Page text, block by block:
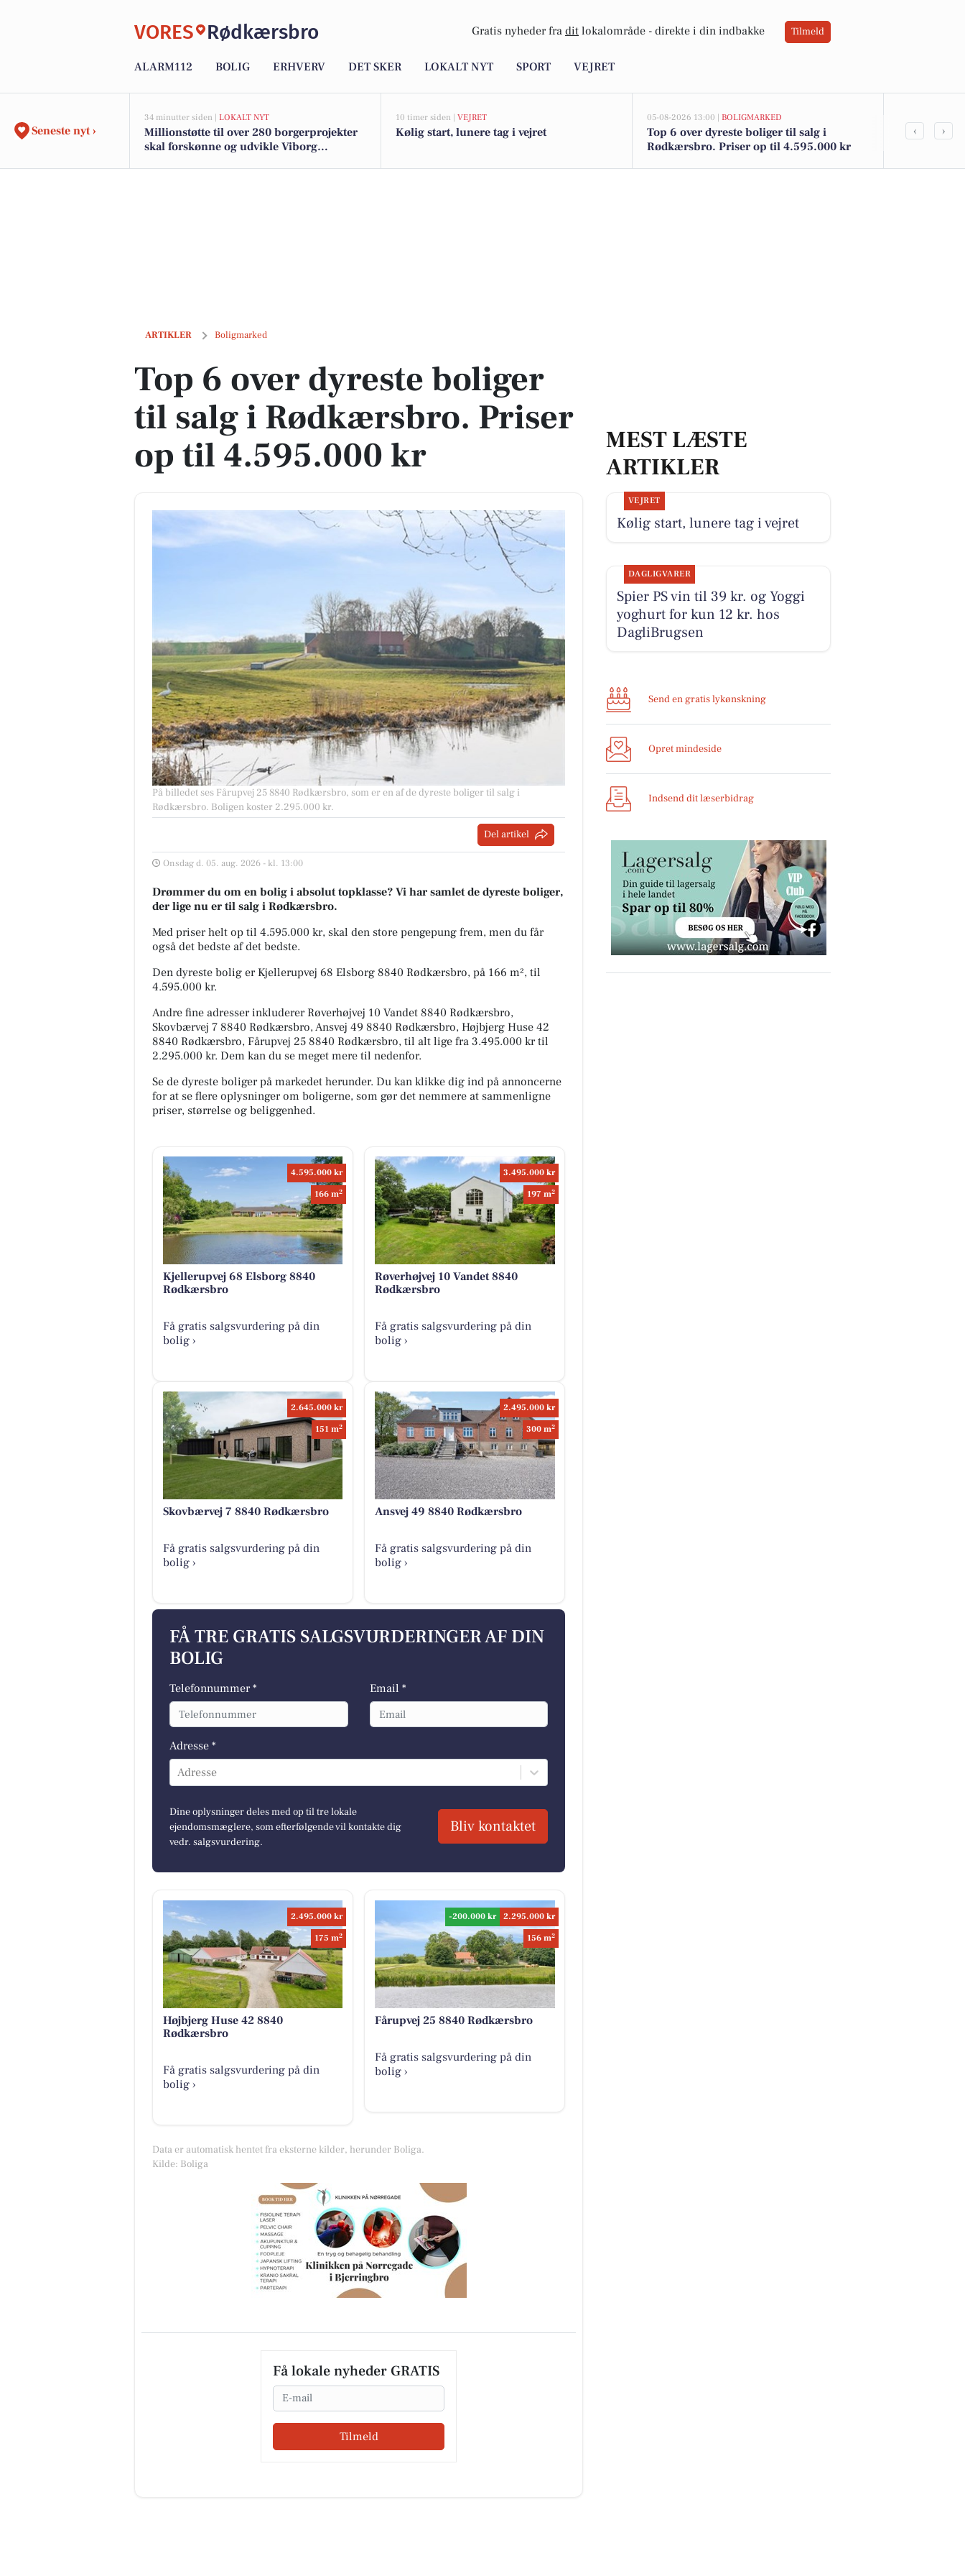
VORES Rødkærsbro Gratis nyheder fra dit lokalområde - direkte i din indbakke Tilmeld
ALARM112 BOLIG ERHVERV DET SKER LOKALT NYT SPORT VEJRET
Seneste nyt ›
34 minutter siden | LOKALT NYT
Millionstøtte til over 280 borgerprojekter
skal forskønne og udvikle Viborg
10 timer siden | VEJRET
Kølig start, lunere tag i vejret
05-08-2026 13:00 | BOLIGMARKED
Top 6 over dyreste boliger til salg i
Rødkærsbro. Priser op til 4.595.000 kr
Spier PS
‹ ›
ARTIKLER Boligmarked
Top 6 over dyreste boliger til salg i Rødkærsbro. Priser op til 4.595.000 kr
Top 6 over dyreste boliger
til salg i Rødkærsbro. Priser
op til 4.595.000 kr
På billedet ses Fårupvej 25 8840 Rødkærsbro, som er en af de dyreste boliger til salg i
Rødkærsbro. Boligen koster 2.295.000 kr.
Del artikel
Onsdag d. 05. aug. 2026 - kl. 13:00
Drømmer du om en bolig i absolut topklasse? Vi har samlet de dyreste boliger,
der lige nu er til salg i Rødkærsbro.
Med priser helt op til 4.595.000 kr, skal den store pengepung frem, men du får
også det bedste af det bedste.
Den dyreste bolig er Kjellerupvej 68 Elsborg 8840 Rødkærsbro, på 166 m², til
4.595.000 kr.
Andre fine adresser inkluderer Røverhøjvej 10 Vandet 8840 Rødkærsbro,
Skovbærvej 7 8840 Rødkærsbro, Ansvej 49 8840 Rødkærsbro, Højbjerg Huse 42
8840 Rødkærsbro, Fårupvej 25 8840 Rødkærsbro, til alt lige fra 3.495.000 kr til
2.295.000 kr. Dem kan du se meget mere til nedenfor.
Se de dyreste boliger på markedet herunder. Du kan klikke dig ind på annoncerne
for at se flere oplysninger om boligerne, som gør det nemmere at sammenligne
priser, størrelse og beliggenhed.
4.595.000 kr
166 m2
Kjellerupvej 68 Elsborg 8840
Rødkærsbro
Få gratis salgsvurdering på din
bolig ›
3.495.000 kr
197 m2
Røverhøjvej 10 Vandet 8840
Rødkærsbro
Få gratis salgsvurdering på din
bolig ›
2.645.000 kr
151 m2
Skovbærvej 7 8840 Rødkærsbro
Få gratis salgsvurdering på din
bolig ›
2.495.000 kr
300 m2
Ansvej 49 8840 Rødkærsbro
Få gratis salgsvurdering på din
bolig ›
FÅ TRE GRATIS SALGSVURDERINGER AF DIN
BOLIG
Telefonnummer * Email *
Adresse *
Adresse
Dine oplysninger deles med op til tre lokale
ejendomsmæglere, som efterfølgende vil kontakte dig
vedr. salgsvurdering.
Bliv kontaktet
2.495.000 kr
175 m2
Højbjerg Huse 42 8840
Rødkærsbro
Få gratis salgsvurdering på din
bolig ›
-200.000 kr
2.295.000 kr
156 m2
Fårupvej 25 8840 Rødkærsbro
Få gratis salgsvurdering på din
bolig ›
Data er automatisk hentet fra eksterne kilder, herunder Boliga.
Kilde: Boliga
Få lokale nyheder GRATIS
Email
Tilmeld
MEST LÆSTE
ARTIKLER
VEJRET
Kølig start, lunere tag i vejret
DAGLIGVARER
Spier PS vin til 39 kr. og Yoggi
yoghurt for kun 12 kr. hos
DagliBrugsen
Send en gratis lykønskning
Opret mindeside
Indsend dit læserbidrag